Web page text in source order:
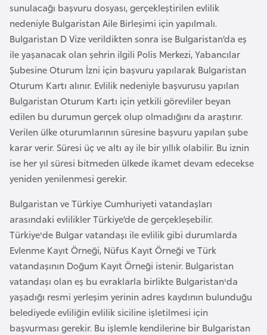
sunulacağı başvuru dosyası, gerçekleştirilen evlilik
nedeniyle Bulgaristan Aile Birleşimi için yapılmalı.
Bulgaristan D Vize verildikten sonra ise Bulgaristan’da eş
ile yaşanacak olan şehrin ilgili Polis Merkezi, Yabancılar
Şubesine Oturum İzni için başvuru yapılarak Bulgaristan
Oturum Kartı alınır. Evlilik nedeniyle başvurusu yapılan
Bulgaristan Oturum Kartı için yetkili görevliler beyan
edilen bu durumun gerçek olup olmadığını da araştırır.
Verilen ülke oturumlarının süresine başvuru yapılan şube
karar verir. Süresi üç ve altı ay ile bir yıllık olabilir. Bu iznin
ise her yıl süresi bitmeden ülkede ikamet devam edecekse
yeniden yenilenmesi gerekir.
Bulgaristan ve Türkiye Cumhuriyeti vatandaşları
arasındaki evlilikler Türkiye’de de gerçekleşebilir.
Türkiye'de Bulgar vatandaşı ile evlilik gibi durumlarda
Evlenme Kayıt Örneği, Nüfus Kayıt Örneği ve Türk
vatandaşının Doğum Kayıt Örneği istenir. Bulgaristan
vatandaşı olan eş bu evraklarla birlikte Bulgaristan'da
yaşadığı resmi yerleşim yerinin adres kaydının bulunduğu
belediyede evliliğin evlilik siciline işletilmesi için
başvurması gerekir. Bu işlemle kendilerine bir Bulgaristan
E
r
m
e
n
i
s
t
a
n
s
t
o
n
y
a
E